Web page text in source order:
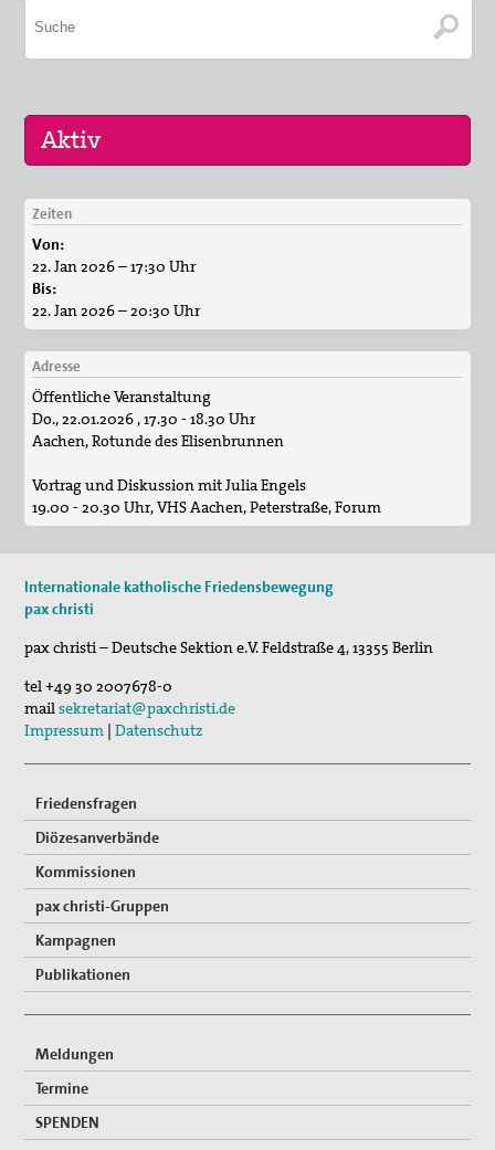
11. Aug 2026
Sommerferien-Friedensliedersingen
29. Aug 2026
Fahradpilgertour 2026
29. Aug 2026
Fahrradpilgertour 2026
Zeiten
Von:
22. Jan 2026 – 17:30 Uhr
Bis:
22. Jan 2026 – 20:30 Uhr
Adresse
Öffentliche Veranstaltung
Do., 22.01.2026 , 17.30 - 18.30 Uhr
Aachen, Rotunde des Elisenbrunnen
Vortrag und Diskussion mit Julia Engels
19.00 - 20.30 Uhr, VHS Aachen, Peterstraße, Forum
Internationale katholische Friedensbewegung
pax christi
pax christi – Deutsche Sektion e.V.Feldstraße 4,13355 Berlin
tel+49 30 2007678-0
mailsekretariat@paxchristi.de
Impressum |Datenschutz
Friedensfragen
Diözesanverbände
Kommissionen
pax christi-Gruppen
Kampagnen
Publikationen
Meldungen
Termine
SPENDEN